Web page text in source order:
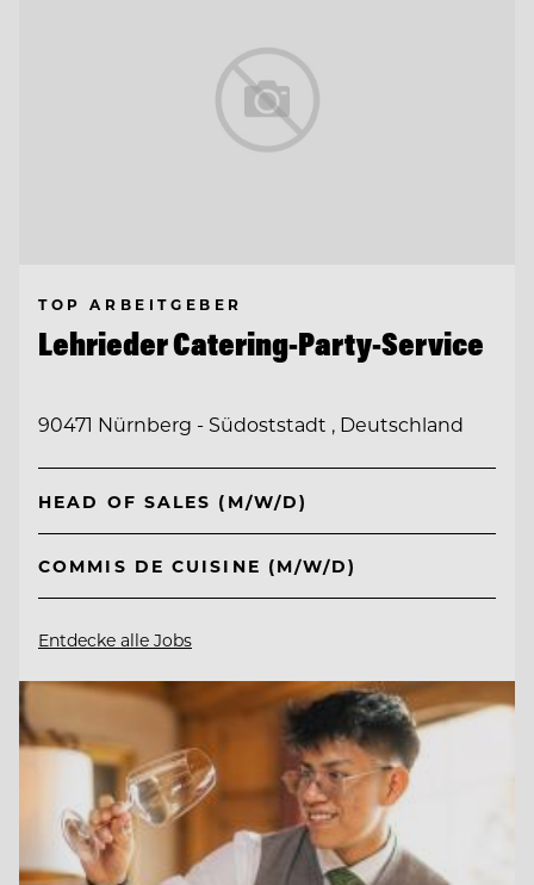
TOP ARBEITGEBER
Lehrieder Catering-Party-Service
90471 Nürnberg - Südoststadt , Deutschland
HEAD OF SALES (M/W/D)
COMMIS DE CUISINE (M/W/D)
Entdecke alle Jobs